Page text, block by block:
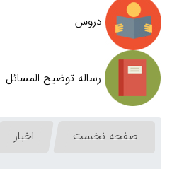
دروس
رساله توضیح المسائل
صفحه نخست اخبار